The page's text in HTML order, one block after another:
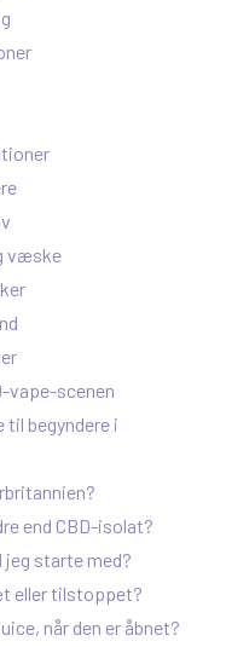
væske
vape-scenen
til begyndere i
end CBD-isolat?
jeg starte med?
eller tilstoppet?
når den er åbnet?